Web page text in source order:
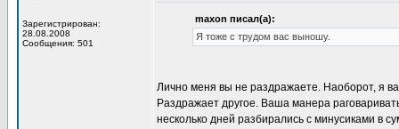
Зарегистрирован:
28.08.2008
Сообщения: 501
maxon писал(а):
Я тоже с трудом вас выношу.
Лично меня вы не раздражаете. Наоборот, я
Раздражает другое. Ваша манера
несколько дней разбирались с минусиками в